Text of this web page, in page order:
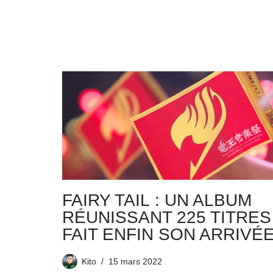
FAIRY TAIL : UN ALBUM
RÉUNISSANT 225 TITRES
FAIT ENFIN SON
Kito 15 mars 2022